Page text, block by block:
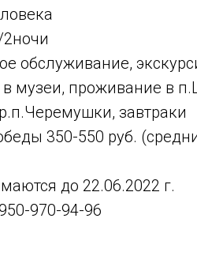
обслуживание,
музеи, проживание в
завтраки
350-550 руб.
до 22.06.2022 г.
970-94-96